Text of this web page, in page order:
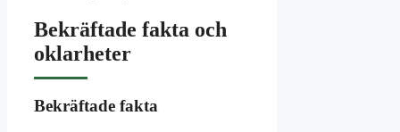
Bekräftade fakta och
oklarheter
Bekräftade fakta